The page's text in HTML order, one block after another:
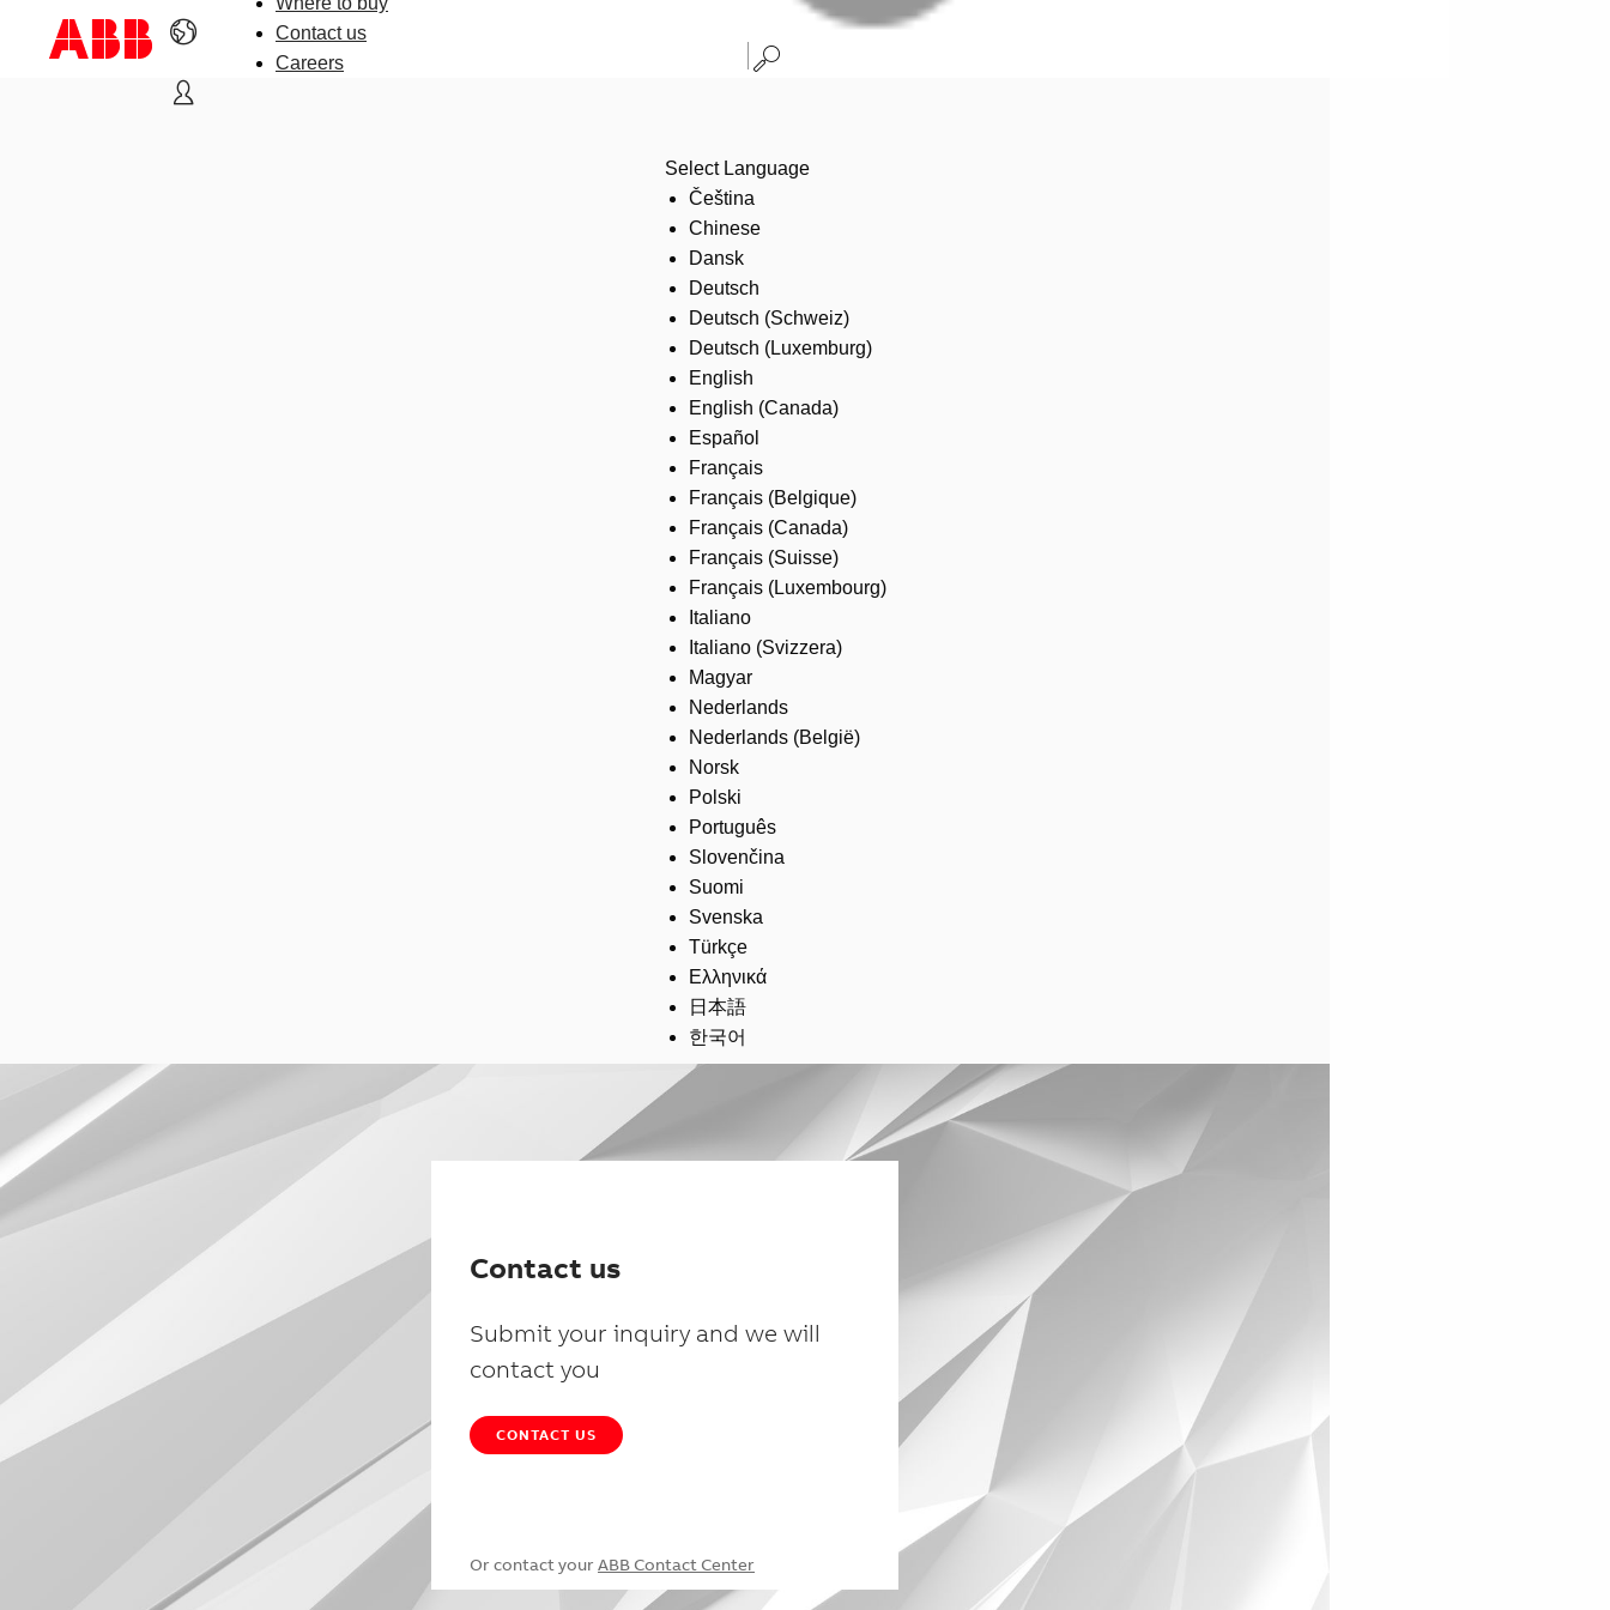
Contact us
Careers
Select Language
Čeština
Chinese
Dansk
Deutsch
Deutsch (Schweiz)
Deutsch (Luxemburg)
English
English (Canada)
Español
Français
Français (Belgique)
Français (Canada)
Français (Suisse)
Français (Luxembourg)
Italiano
Italiano (Svizzera)
Magyar
Nederlands
Nederlands (België)
Norsk
Polski
Português
Slovenčina
Suomi
Svenska
Türkçe
Ελληνικά
日本語
한국어
Contact us
Submit your inquiry and we will
contact you
CONTACT US
Or contact your ABB Contact Center